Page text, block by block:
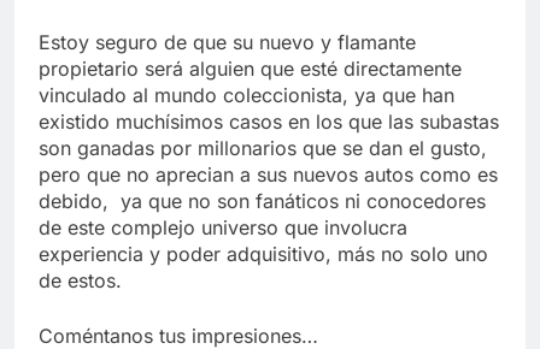
Estoy seguro de que su nuevo y flamante
propietario será alguien que esté directamente
vinculado al mundo coleccionista, ya que han
existido muchísimos casos en los que las subastas
son ganadas por millonarios que se dan el gusto,
pero que no aprecian a sus nuevos autos como es
debido, ya que no son fanáticos ni conocedores
de este complejo universo que involucra
experiencia y poder adquisitivo, más no solo uno
de estos.
Coméntanos tus impresiones…